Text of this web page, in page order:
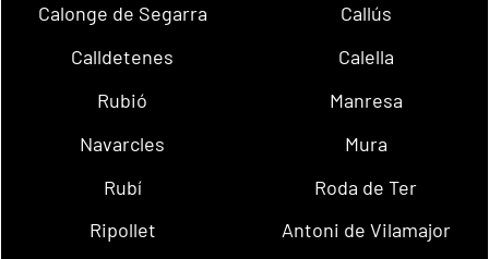
Calonge de Segarra
Callús
Calldetenes
Calella
Rubió
Manresa
Navarcles
Mura
Rubí
Roda de Ter
Ripollet
Antoni de Vilamajor